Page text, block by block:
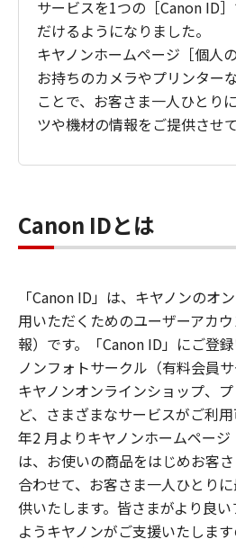
サービスを1つの［Canon ID
だけるようになりました。
キヤノンホームページ［個人
お持ちのカメラやプリンター
ことで、お客さま一人ひとり
ツや機材の情報をご提供させ
Canon IDとは
「Canon ID」は、キヤノンのオ
用いただくためのユーザーアカ
報）です。「Canon ID」にご登
ノンフォトサークル（有料会員サ
キヤノンオンラインショップ、
ど、さまざまなサービスがご利
年2 月よりキヤノンホームペー
は、お使いの商品をはじめお客
合わせて、お客さま一人ひとり
供いたします。皆さまがより良
ようキヤノンがご支援いたしま